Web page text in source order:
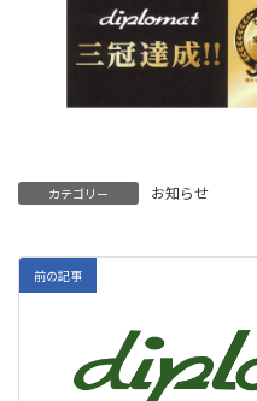
カテゴリー お知らせ
前の記事